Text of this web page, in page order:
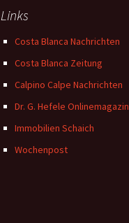
Links
Costa Blanca Nachrichten
Costa Blanca Zeitung
Calpino Calpe Nachrichten
Dr. G. Hefele Onlinemagazin
Immobilien Schaich
Wochenpost